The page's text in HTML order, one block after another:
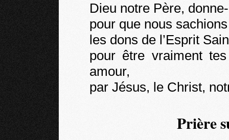
Dieu notre Père,
pour que nous
les dons de l’Esprit
pour être vraiment
amour,
par Jésus, le Christ,
Prière